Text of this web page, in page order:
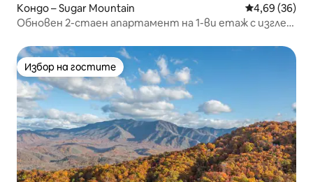
Кондо – Sugar Mountain Средна
4,69 (36)
Обновен 2-стаен апартамент на 1-ви етаж с изглед
Избор на гостите
Избор на гостите